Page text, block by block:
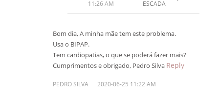
11:26 AM ESCADA
Bom dia,A minha mãe tem este problema.
Usa o BIPAP.
Tem cardiopatias, o que se poderá fazer mais?
Cumprimentos e obrigado, Pedro Silva Reply
PEDRO SILVA 2020-06-25 11:22 AM